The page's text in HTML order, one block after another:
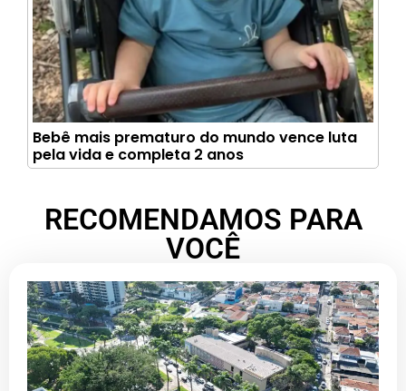
Bebê mais prematuro do mundo vence luta
pela vida e completa 2 anos
RECOMENDAMOS PARA
VOCÊ